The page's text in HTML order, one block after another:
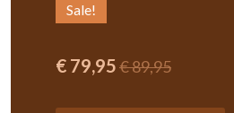
Sale!
€ 79,95€ 89,95